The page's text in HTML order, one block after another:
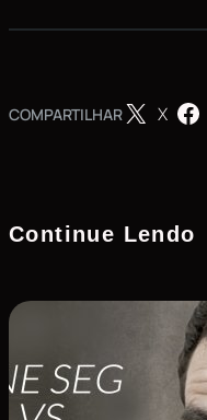
COMPARTILHAR X
Continue Lendo